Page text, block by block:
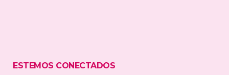
ESTEMOS CONECTADOS